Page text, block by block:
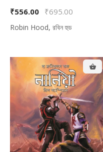
₹556.00 ₹695.00
Robin Hood, রবিন হুড